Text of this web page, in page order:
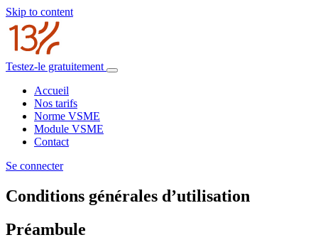
Skip to content
Testez-le gratuitement
Accueil
Nos tarifs
Norme VSME
Module VSME
Contact
Se connecter
Conditions générales d’utilisation
Préambule